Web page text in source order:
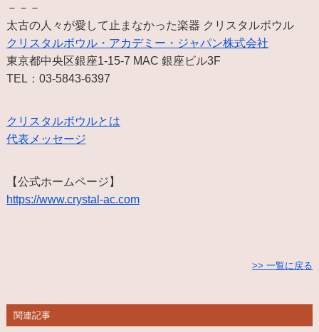
－－－
太古の人々が愛して止まなかった楽器 クリスタルボウル
クリスタルボウル・アカデミー・ジャパン株式会社
東京都中央区銀座1-15-7 MAC 銀座ビル3F
TEL：03-5843-6397
クリスタルボウルとは
代表メッセージ
【公式ホームページ】
https://www.crystal-ac.com
>> 一覧に戻る
関連記事